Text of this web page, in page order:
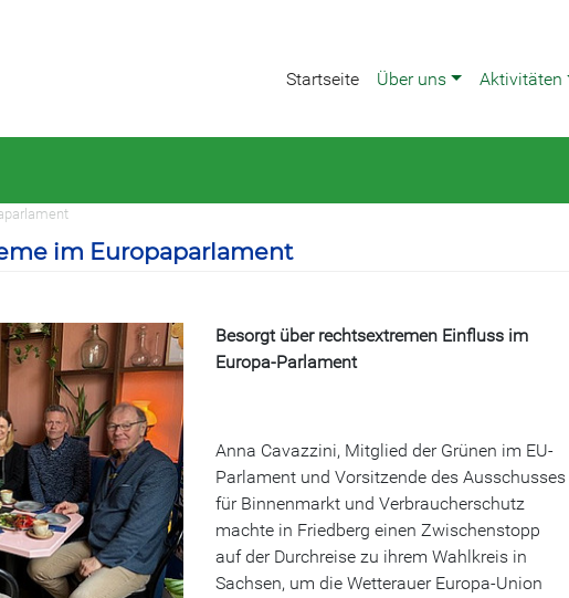
Startseite Über uns Aktivitäten
im Europaparlament
Besorgt über rechtsextremen Einfluss im
Europa-Parlament
Anna Cavazzini, Mitglied der Grünen im EU-
Parlament und Vorsitzende des Ausschusses
für Binnenmarkt und Verbraucherschutz
machte in Friedberg einen Zwischenstopp
auf der Durchreise zu ihrem Wahlkreis in
Sachsen, um die Wetterauer Europa-Union